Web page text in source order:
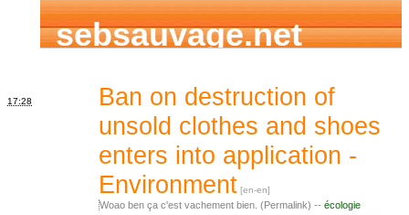
sebsauvage.net
17:28
Ban on destruction of
unsold clothes and shoes
enters into application -
Environment
Woao ben ça c'est vachement bien. (Permalink) -- écologie